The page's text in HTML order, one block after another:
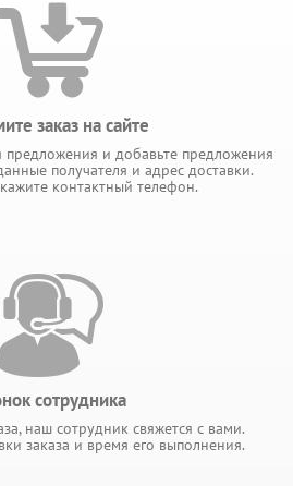
заказ на сайте
и добавьте предложения
получателя и адрес доставки.
контактный телефон.
сотрудника
наш сотрудник свяжется с вами.
заказа и время его выполнения.